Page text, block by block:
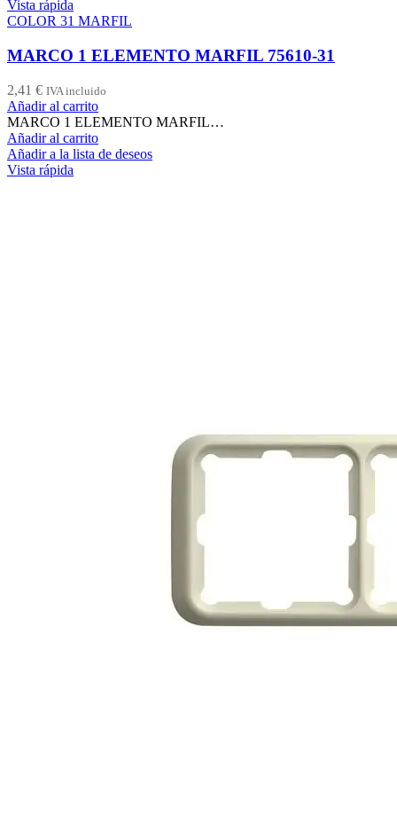
Vista rápida
COLOR 31 MARFIL
MARCO 1 ELEMENTO MARFIL 75610-31
2,41 € IVA incluido
Añadir al carrito
MARCO 1 ELEMENTO MARFIL…
Añadir al carrito
Añadir a la lista de deseos
Vista rápida